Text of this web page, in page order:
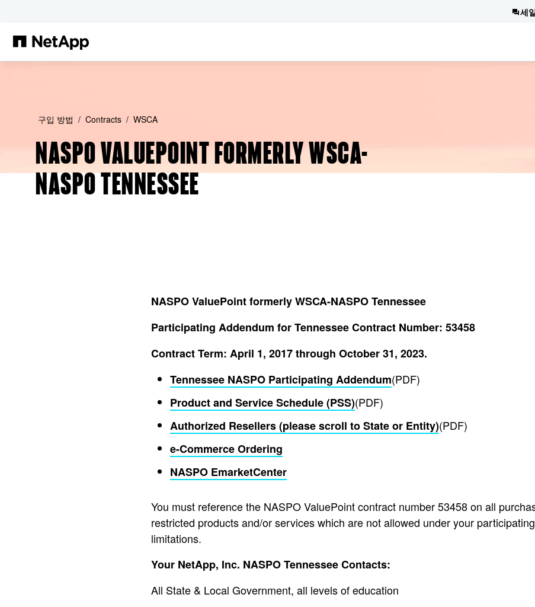
세
구입 방법 Contracts WSCA
NASPO VALUEPOINT FORMERLY WSCA-
NASPO TENNESSEE
NASPO ValuePoint formerly WSCA-NASPO Tennessee
Participating Addendum for Tennessee Contract Number: 53458
Contract Term: April 1, 2017 through October 31, 2023.
Tennessee NASPO Participating Addendum(PDF)
Product and Service Schedule (PSS)(PDF)
Authorized Resellers (please scroll to State or Entity)(PDF)
e-Commerce Ordering
NASPO EmarketCenter
You must reference the NASPO ValuePoint contract number 53458 on all
restricted products and/or services which are not allowed under your
limitations.
Your NetApp, Inc. NASPO Tennessee Contacts:
All State & Local Government, all levels of education